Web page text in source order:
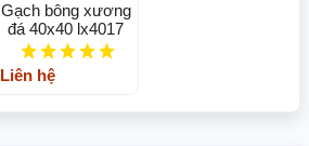
Gạch bông xương
đá 40x40 lx4017
Liên hệ